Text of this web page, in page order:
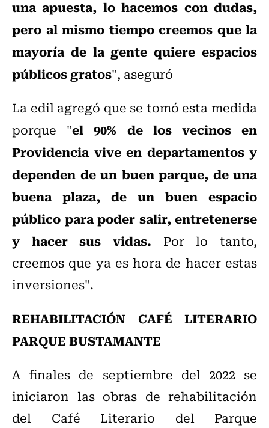
una apuesta, lo hacemos con dudas,
pero al mismo tiempo creemos que la
mayoría de la gente quiere espacios
públicos gratos", aseguró
La edil agregó que se tomó esta medida
porque "el 90% de los vecinos en
Providencia vive en departamentos y
dependen de un buen parque, de una
buena plaza, de un buen espacio
público para poder salir, entretenerse
y hacer sus vidas. Por lo tanto,
creemos que ya es hora de hacer estas
inversiones".
REHABILITACIÓN CAFÉ LITERARIO
PARQUE BUSTAMANTE
A finales de septiembre del 2022 se
iniciaron las obras de rehabilitación
del Café Literario del Parque